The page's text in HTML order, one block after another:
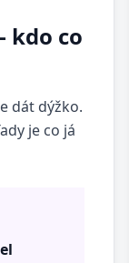
kdo co
dát dýžko.
je co já